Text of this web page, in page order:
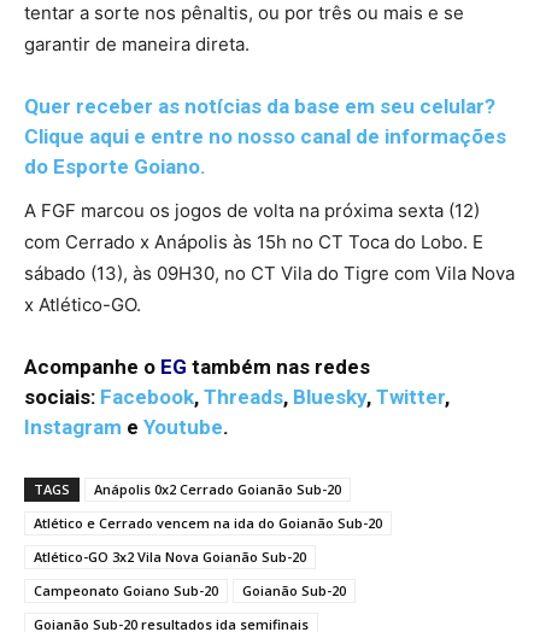
tentar a sorte nos pênaltis, ou por três ou mais e se
garantir de maneira direta.
Quer receber as notícias da base em seu celular?
Clique aqui e entre no nosso canal de informações
do Esporte Goiano.
A FGF marcou os jogos de volta na próxima sexta (12)
com Cerrado x Anápolis às 15h no CT Toca do Lobo. E
sábado (13), às 09H30, no CT Vila do Tigre com Vila Nova
x Atlético-GO.
Acompanhe o EG também nas redes
sociais: Facebook, Threads, Bluesky, Twitter,
Instagram e Youtube.
TAGS
Anápolis 0x2 Cerrado Goianão Sub-20
Atlético e Cerrado vencem na ida do Goianão Sub-20
Atlético-GO 3x2 Vila Nova Goianão Sub-20
Campeonato Goiano Sub-20
Goianão Sub-20
Goianão Sub-20 resultados ida semifinais